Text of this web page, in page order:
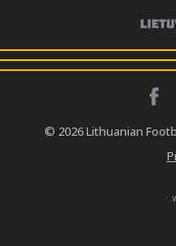
© 2026 Lithuanian